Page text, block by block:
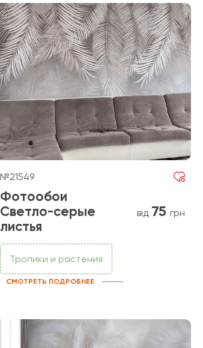
№21549
Фотообои
Светло-серые
листья
від 75 грн
Тропики и растения
СМОТРЕТЬ ПОДРОБНЕЕ